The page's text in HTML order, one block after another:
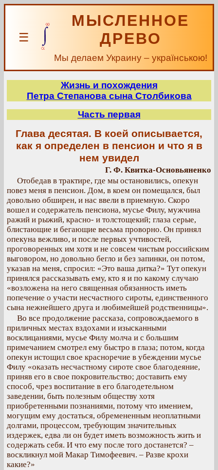
☰
МЫСЛЕННОЕ
ДРЕВО
Мы делаем Украину – українською!
Жизнь и похождения
Петра Степанова сына Столбикова
Часть первая
Глава десятая. В коей описывается,
как я определен в пенсион и что я в
нем увидел
Г. Ф. Квитка-Основьяненко
Отобедав в трактире, где мы остановились, опекун
повез меня в пенсион. Дом, в коем он помещался, был
довольно обширен, и нас ввели в приемную. Скоро
вошел и содержатель пенсиона, мусье Филу, мужчина
ражий и рыжий, красно- и толстощекий; глаза серые,
блистающие и бегающие весьма проворно. Он принял
опекуна вежливо, и после первых учтивостей,
проговоренных им хотя и не совсем чистым российским
выговором, но довольно бегло и без запинки, он потом,
указав на меня, спросил: «Это ваша дитка?» Тут опекун
принялся рассказывать ему, кто я и по какому случаю
«возложена на него священная обязанность иметь
попечение о участи несчастного сироты, единственного
сына нежнейшего друга и любимейшей родственницы».
Во все продолжение рассказа, сопровождаемого в
приличных местах вздохами и изысканными
восклицаниями, мусье Филу молча и с большим
примечанием смотрел ему быстро в глаза; потом, когда
опекун истощил свое красноречие в убеждении мусье
Филу «оказать несчастному сироте свое благодеяние,
приняв его в свое покровительство; доставить ему
способ, чрез воспитание в его благодетельном
заведении, быть полезным обществу хотя
приобретенными познаниями, потому что имением,
могущим ему достаться, обремененным неоплатными
долгами, процессом, требующим значительных
издержек, едва ли он будет иметь возможность жить и
содержать себя. И что ему после того достанется? –
воскликнул мой Макар Тимофеевич. – Разве крохи
какие?»